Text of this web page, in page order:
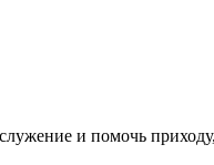
и помочь